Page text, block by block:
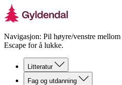
Navigasjon: Pil høyre/venstre
Escape for å lukke.
Litteratur
Fag og utdanning